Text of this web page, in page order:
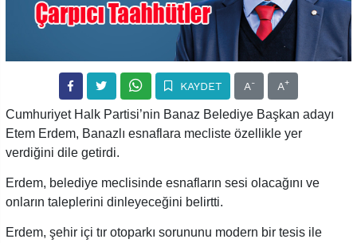
KAYDET A- A+
Cumhuriyet Halk Partisi’nin Banaz Belediye Başkan adayı
Etem Erdem, Banazlı esnaflara mecliste özellikle yer
verdiğini dile getirdi.
Erdem, belediye meclisinde esnafların sesi olacağını ve
onların taleplerini dinleyeceğini belirtti.
Erdem, şehir içi tır otoparkı sorununu modern bir tesis ile